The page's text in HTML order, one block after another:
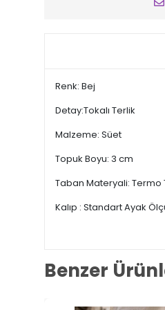
Renk: Bej
Detay:Tokalı Terlik
Malzeme: Süet
Topuk Boyu: 3 cm
Taban Materyali: Termo
Kalıp : Standart Ayak
Benzer